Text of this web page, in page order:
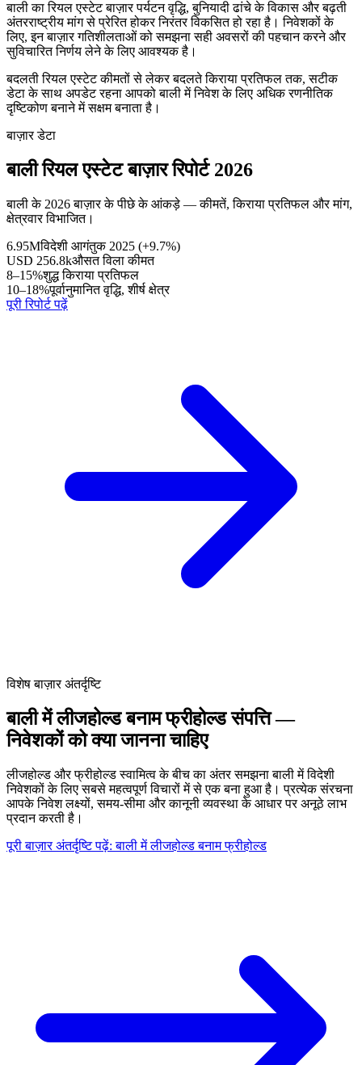
बाली का रियल एस्टेट बाज़ार पर्यटन वृद्धि, बुनियादी ढांचे के विकास और बढ़ती
अंतरराष्ट्रीय मांग से प्रेरित होकर निरंतर विकसित हो रहा है। निवेशकों के
लिए, इन बाज़ार गतिशीलताओं को समझना सही अवसरों की पहचान करने और
सुविचारित निर्णय लेने के लिए आवश्यक है।
बदलती रियल एस्टेट कीमतों से लेकर बदलते किराया प्रतिफल तक, सटीक
डेटा के साथ अपडेट रहना आपको बाली में निवेश के लिए अधिक रणनीतिक
दृष्टिकोण बनाने में सक्षम बनाता है।
बाज़ार डेटा
बाली रियल एस्टेट बाज़ार रिपोर्ट 2026
बाली के 2026 बाज़ार के पीछे के आंकड़े — कीमतें, किराया प्रतिफल और मांग,
क्षेत्रवार विभाजित।
6.95Mविदेशी आगंतुक 2025 (+9.7%)
USD 256.8kऔसत विला कीमत
8–15%शुद्ध किराया प्रतिफल
10–18%पूर्वानुमानित वृद्धि, शीर्ष क्षेत्र
पूरी रिपोर्ट पढ़ें
विशेष बाज़ार अंतर्दृष्टि
बाली में लीजहोल्ड बनाम फ्रीहोल्ड संपत्ति —
निवेशकों को क्या जानना चाहिए
लीजहोल्ड और फ्रीहोल्ड स्वामित्व के बीच का अंतर समझना बाली में विदेशी
निवेशकों के लिए सबसे महत्वपूर्ण विचारों में से एक बना हुआ है। प्रत्येक संरचना
आपके निवेश लक्ष्यों, समय-सीमा और कानूनी व्यवस्था के आधार पर अनूठे लाभ
प्रदान करती है।
पूरी बाज़ार अंतर्दृष्टि पढ़ें: बाली में लीजहोल्ड बनाम फ्रीहोल्ड